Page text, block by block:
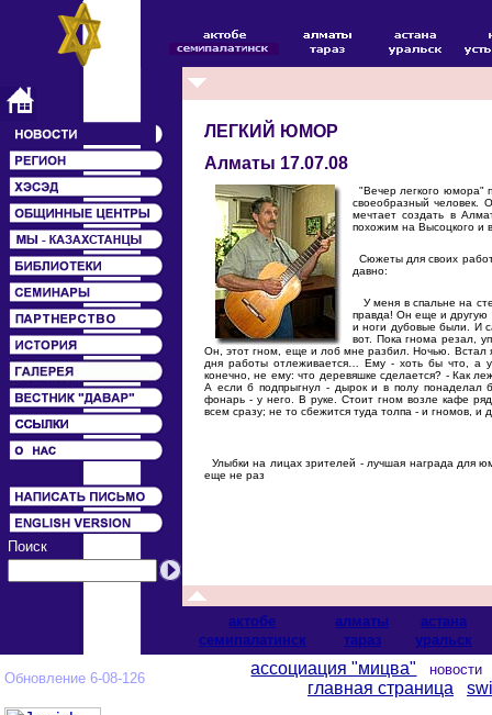
Поиск
ЛЕГКИЙ ЮМОР
Алматы 17.07.08
"Вечер легкого юмора"
своеобразный человек.
мечтает создать в
похожим на Высоцкого и
Сюжеты для своих
давно:
У меня в спальне на
правда! Он еще и другую
и ноги дубовые были. И
вот. Пока гнома резал,
Он, этот гном, еще и лоб мне разбил. Ночью. Встал
дня работы отлеживается… Ему - хоть бы что, а
конечно, не ему: что деревяшке сделается? - Как
А если б подпрыгнул - дырок и в полу понаделал
фонарь - у него. В руке. Стоит гном возле кафе
всем сразу; не то сбежится туда толпа - и гномов, и
Улыбки на лицах зрителей - лучшая награда для
еще не раз
актобе алматы
астана
cемипалатинск
тараз уральск
Обновление 6-08-126
ассоциация "мицва"
главная страница